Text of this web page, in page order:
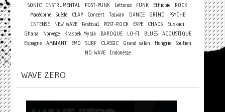
SONIC INSTRUMENTAL POST-PUNK Lettonie FUNK Ethiopie
ROCK
Macédoine
Suède CLAP Concert Taiwan DANCE GRIND
PSYCHE
INTENSE
NEW WAVE Festival POST-ROCK EXPE CHAOS
Euskadi
Ghana
Norvège Kraspek Mysik BAROQUE LO-FI BLUES
ACOUSTIQUE
Espagne
AMBIANT EMO SURF CLASSIC Grand salon Hongrie
Soutien
NO WAVE
Indonésie
WAVE ZERO